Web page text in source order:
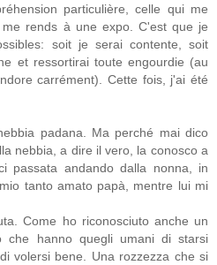
particulière, celle qui me
rends à une expo. C'est que je
soit je serai contente, soit
et ressortirai toute engourdie (au
carrément). Cette fois, j'ai été
padana. Ma perché mai dico
nebbia, a dire il vero, la conosco a
passata andando dalla nonna, in
tanto amato papà, mentre lui mi
Come ho riconosciuto anche un
che hanno quegli umani di starsi
volersi bene. Una rozzezza che si